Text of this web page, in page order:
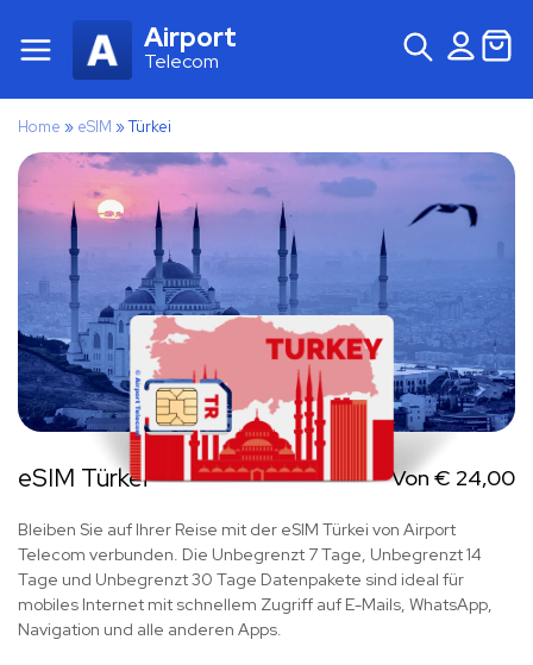
Airport
Telecom
Home » eSIM »Türkei
eSIM Türkei Von € 24,00
Bleiben Sie auf Ihrer Reise mit der eSIM Türkei von Airport
Telecom verbunden. Die Unbegrenzt 7 Tage, Unbegrenzt 14
Tage und Unbegrenzt 30 Tage Datenpakete sind ideal für
mobiles Internet mit schnellem Zugriff auf E-Mails, WhatsApp,
Navigation und alle anderen Apps.